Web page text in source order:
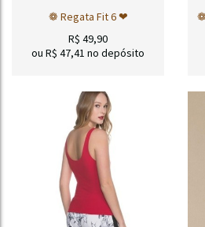
❁ Regata Fit 6 ❤
R$ 49,90
ou R$ 47,41 no depósito